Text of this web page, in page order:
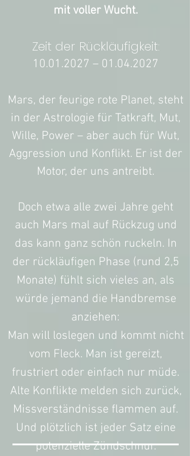
mit voller Wucht.
Zeit der Rückläufigkeit:
10.01.2027 – 01.04.2027
Mars, der feurige rote Planet, steht
in der Astrologie für Tatkraft, Mut,
Wille, Power – aber auch für Wut,
Aggression und Konflikt. Er ist der
Motor, der uns antreibt.
Doch etwa alle zwei Jahre geht
auch Mars mal auf Rückzug und
das kann ganz schön ruckeln. In
der rückläufigen Phase (rund 2,5
Monate) fühlt sich vieles an, als
würde jemand die Handbremse
anziehen:
Man will loslegen und kommt nicht
vom Fleck. Man ist gereizt,
frustriert oder einfach nur müde.
Alte Konflikte melden sich zurück,
Missverständnisse flammen auf.
Und plötzlich ist jeder Satz eine
potenzielle Zündschnur.